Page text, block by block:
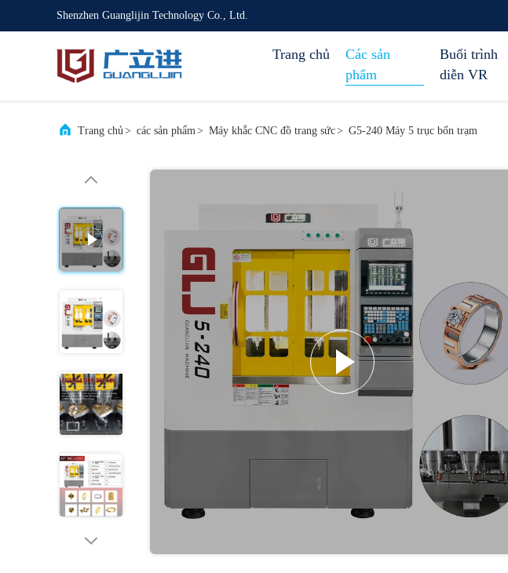
Shenzhen Guanglijin Technology Co., Ltd.
Trang chủ
Các sản
phẩm
Buổi trình
diễn VR
Trang chủ> các sản phẩm> Máy khắc CNC đồ trang sức> G5-240 Máy 5 trục bốn trạm